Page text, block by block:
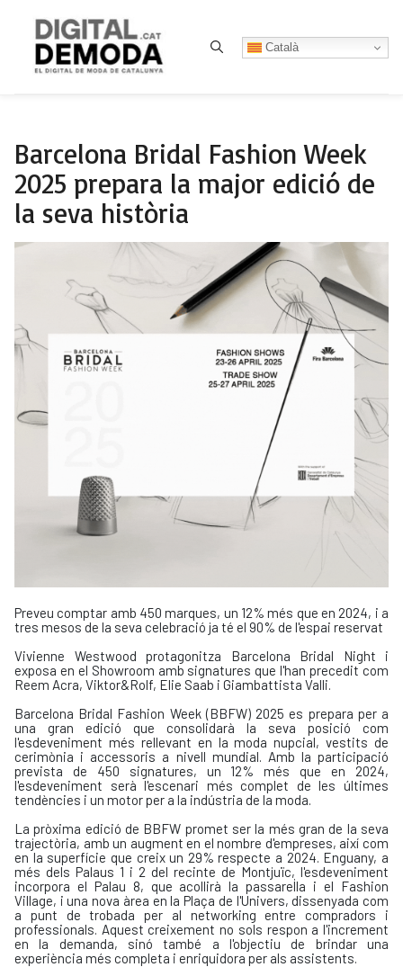
Type 2 or more characters for
Català
Barcelona Bridal Fashion Week
2025 prepara la major edició de
la seva història
Preveu comptar amb 450 marques, un 12% més que en 2024, i a
tres mesos de la seva celebració ja té el 90% de l'espai reservat
Vivienne Westwood protagonitza Barcelona Bridal Night i
exposa en el Showroom amb signatures que l'han precedit com
Reem Acra, Viktor&Rolf, Elie Saab i Giambattista Valli.
Barcelona Bridal Fashion Week (BBFW) 2025 es prepara per a
una gran edició que consolidarà la seva posició com
l'esdeveniment més rellevant en la moda nupcial, vestits de
cerimònia i accessoris a nivell mundial. Amb la participació
prevista de 450 signatures, un 12% més que en 2024,
l'esdeveniment serà l'escenari més complet de les últimes
tendències i un motor per a la indústria de la moda.
La pròxima edició de BBFW promet ser la més gran de la seva
trajectòria, amb un augment en el nombre d'empreses, així com
en la superfície que creix un 29% respecte a 2024. Enguany, a
més dels Palaus 1 i 2 del recinte de Montjuïc, l'esdeveniment
incorpora el Palau 8, que acollirà la passarel·la i el Fashion
Village, i una nova àrea en la Plaça de l'Univers, dissenyada com
a punt de trobada per al networking entre compradors i
professionals. Aquest creixement no sols respon a l'increment
en la demanda, sinó també a l'objectiu de brindar una
experiència més completa i enriquidora per als assistents.